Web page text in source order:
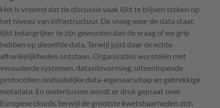
Het is vreemd dat de discussie vaak lijkt te blijven steken op
het niveau van infrastructuur. De vraag waar de data staat,
lijkt belangrijker te zijn geworden dan de vraagofwe grip
hebben op diezelfde data. Terwijl juist daar de echte
afhankelijkheden ontstaan. Organisaties worstelen met
verouderde systemen, datasilovorming, uiteenlopende
protocollen, onduidelijke data-eigenaarschap en gebrekkige
metadata. En ondertussen wordt er druk gepraat over
Europese clouds, terwijl de grootste kwetsbaarheden zich